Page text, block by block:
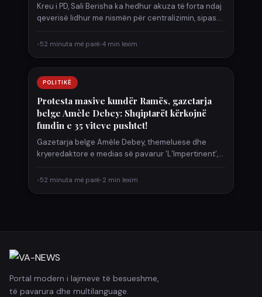
Kreu i PD, Sali Berisha ka hedhur akuza të forta ndaj
qeverisë lidhur me nismën për centralizimin, sipas…
•52 minuta më parë•4 min lexim
POLITIKË
Protesta masive kundër Ramës, gazetarja
belge Amèle Debey: Shqiptarët kërkojnë
fundin e 35 viteve pushtet!
Gazetarja belge Amèle Debey, themeluese dhe
kryeredaktore e medias së pavarur ‘L’Impertinent’,
•52 minuta më parë•2 min lexim
Portal modern i lajmeve të besueshme,
të pavarura dhe multilanguage.